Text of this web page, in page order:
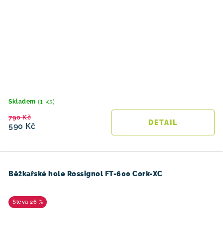
Skladem (1 ks)
590 Kč
790 Kč
Běžkařské hole Rossignol FT-600 Cork-XC
26 %